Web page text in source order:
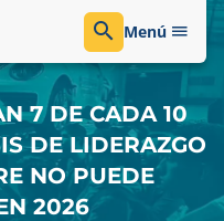
Menú
7 DE CADA 10
DE LIDERAZGO
NO PUEDE
2026